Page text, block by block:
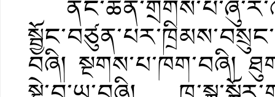
བཞི། སྔགས་པ་ཁག་བཞི།